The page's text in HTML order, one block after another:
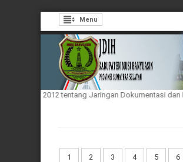
Menu
2012 tentang Jaringan Dokumentasi dan
1 2 3 4 5 6